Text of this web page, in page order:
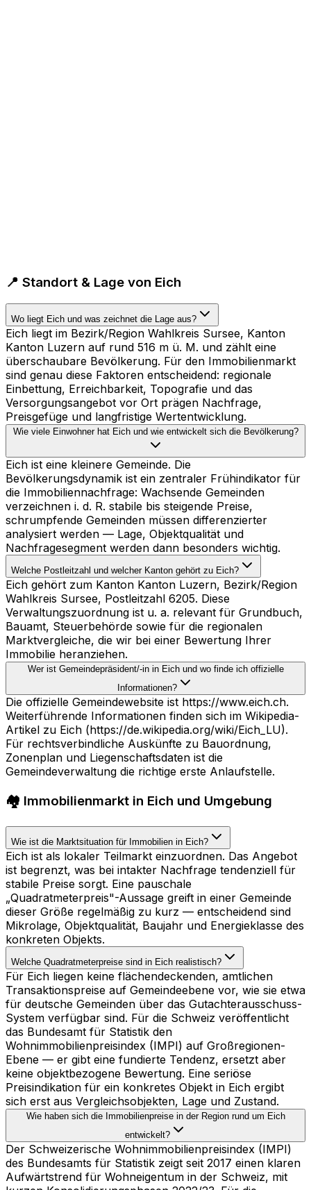
📍 Standort & Lage von Eich
Wo liegt Eich und was zeichnet die Lage aus?
Eich liegt im Bezirk/Region Wahlkreis Sursee, Kanton
Kanton Luzern auf rund 516 m ü. M. und zählt eine
überschaubare Bevölkerung. Für den Immobilienmarkt
sind genau diese Faktoren entscheidend: regionale
Einbettung, Erreichbarkeit, Topografie und das
Versorgungsangebot vor Ort prägen Nachfrage,
Preisgefüge und langfristige Wertentwicklung.
Wie viele Einwohner hat Eich und wie entwickelt sich die Bevölkerung?
Eich ist eine kleinere Gemeinde. Die
Bevölkerungsdynamik ist ein zentraler Frühindikator für
die Immobiliennachfrage: Wachsende Gemeinden
verzeichnen i. d. R. stabile bis steigende Preise,
schrumpfende Gemeinden müssen differenzierter
analysiert werden — Lage, Objektqualität und
Nachfragesegment werden dann besonders wichtig.
Welche Postleitzahl und welcher Kanton gehört zu Eich?
Eich gehört zum Kanton Kanton Luzern, Bezirk/Region
Wahlkreis Sursee, Postleitzahl 6205. Diese
Verwaltungszuordnung ist u. a. relevant für Grundbuch,
Bauamt, Steuerbehörde sowie für die regionalen
Marktvergleiche, die wir bei einer Bewertung Ihrer
Immobilie heranziehen.
Wer ist Gemeindepräsident/-in in Eich und wo finde ich offizielle
Informationen?
Die offizielle Gemeindewebsite ist https://www.eich.ch.
Weiterführende Informationen finden sich im Wikipedia-
Artikel zu Eich (https://de.wikipedia.org/wiki/Eich_LU).
Für rechtsverbindliche Auskünfte zu Bauordnung,
Zonenplan und Liegenschaftsdaten ist die
Gemeindeverwaltung die richtige erste Anlaufstelle.
🏘️ Immobilienmarkt in Eich und Umgebung
Wie ist die Marktsituation für Immobilien in Eich?
Eich ist als lokaler Teilmarkt einzuordnen. Das Angebot
ist begrenzt, was bei intakter Nachfrage tendenziell für
stabile Preise sorgt. Eine pauschale
„Quadratmeterpreis"-Aussage greift in einer Gemeinde
dieser Größe regelmäßig zu kurz — entscheidend sind
Mikrolage, Objektqualität, Baujahr und Energieklasse des
konkreten Objekts.
Welche Quadratmeterpreise sind in Eich realistisch?
Für Eich liegen keine flächendeckenden, amtlichen
Transaktionspreise auf Gemeindeebene vor, wie sie etwa
für deutsche Gemeinden über das Gutachterausschuss-
System verfügbar sind. Für die Schweiz veröffentlicht
das Bundesamt für Statistik den
Wohnimmobilienpreisindex (IMPI) auf Großregionen-
Ebene — er gibt eine fundierte Tendenz, ersetzt aber
keine objektbezogene Bewertung. Eine seriöse
Preisindikation für ein konkretes Objekt in Eich ergibt
sich erst aus Vergleichsobjekten, Lage und Zustand.
Wie haben sich die Immobilienpreise in der Region rund um Eich
entwickelt?
Der Schweizerische Wohnimmobilienpreisindex (IMPI)
des Bundesamts für Statistik zeigt seit 2017 einen klaren
Aufwärtstrend für Wohneigentum in der Schweiz, mit